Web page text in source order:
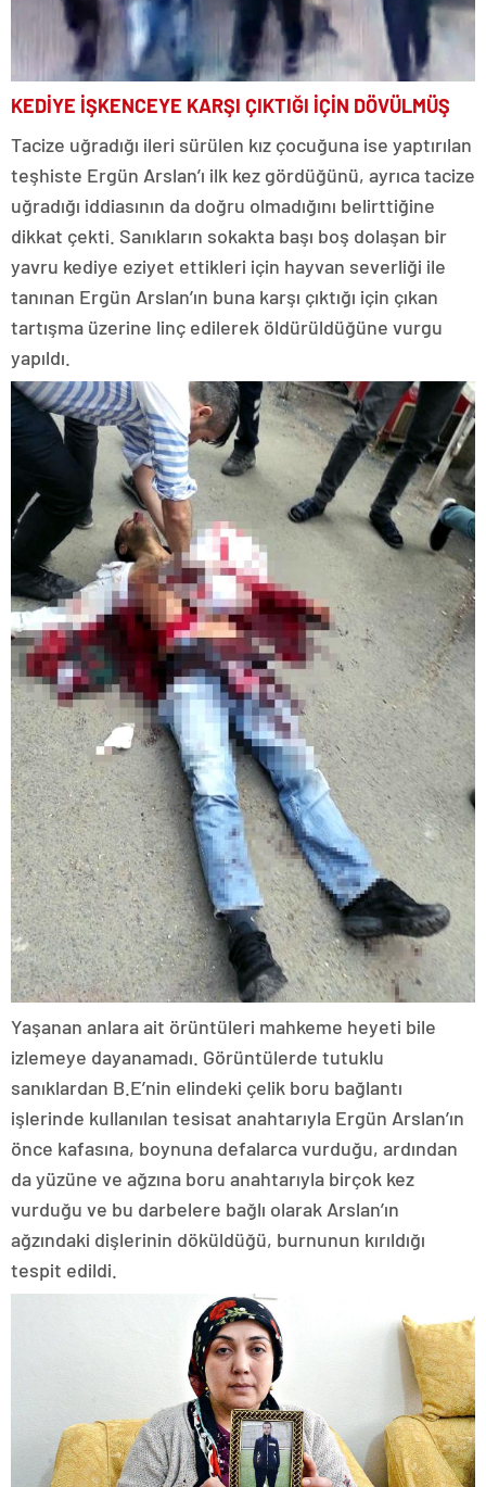
KEDİYE İŞKENCEYE KARŞI ÇIKTIĞI İÇİN DÖVÜLMÜŞ
Tacize uğradığı ileri sürülen kız çocuğuna ise yaptırılan
teşhiste Ergün Arslan’ı ilk kez gördüğünü, ayrıca tacize
uğradığı iddiasının da doğru olmadığını belirttiğine
dikkat çekti. Sanıkların sokakta başı boş dolaşan bir
yavru kediye eziyet ettikleri için hayvan severliği ile
tanınan Ergün Arslan’ın buna karşı çıktığı için çıkan
tartışma üzerine linç edilerek öldürüldüğüne vurgu
yapıldı.
Yaşanan anlara ait örüntüleri mahkeme heyeti bile
izlemeye dayanamadı. Görüntülerde tutuklu
sanıklardan B.E’nin elindeki çelik boru bağlantı
işlerinde kullanılan tesisat anahtarıyla Ergün Arslan’ın
önce kafasına, boynuna defalarca vurduğu, ardından
da yüzüne ve ağzına boru anahtarıyla birçok kez
vurduğu ve bu darbelere bağlı olarak Arslan’ın
ağzındaki dişlerinin döküldüğü, burnunun kırıldığı
tespit edildi.